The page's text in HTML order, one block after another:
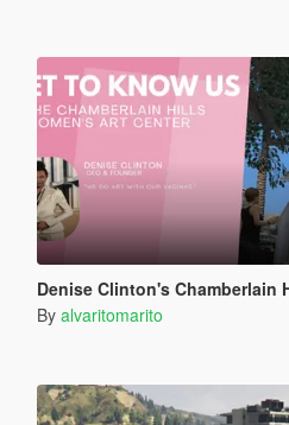
Denise Clinton's Chamberlain
By alvaritomarito